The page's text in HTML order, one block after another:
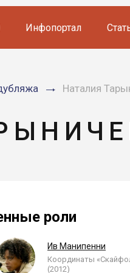
Инфопортал
Наталия
роли
Ив Манипенни
Координаты
(2012)